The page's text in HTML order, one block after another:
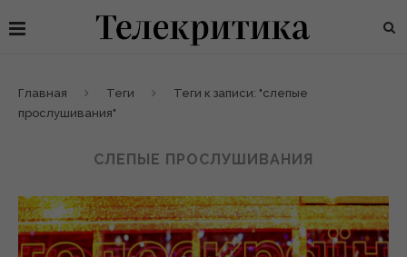
Главная Теги
Теги к записи: "слепые
прослушивания"
СЛЕПЫЕ ПРОСЛУШИВАНИЯ